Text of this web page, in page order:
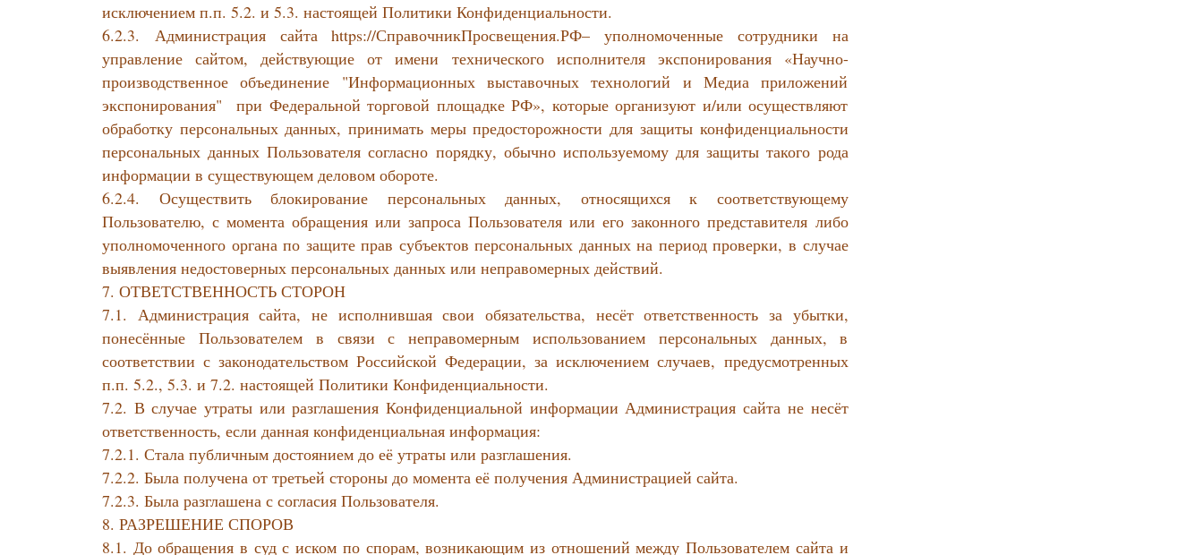
исключением п.п. 5.2. и 5.3. настоящей Политики Конфиденциальности.
6.2.3. Администрация сайта https://СправочникПросвещения.РФ– уполномоченные сотрудники на
управление сайтом, действующие от имени технического исполнителя экспонирования «Научно-
производственное объединение "Информационных выставочных технологий и Медиа приложений
экспонирования" при Федеральной торговой площадке РФ», которые организуют и/или осуществляют
обработку персональных данных, принимать меры предосторожности для защиты конфиденциальности
персональных данных Пользователя согласно порядку, обычно используемому для защиты такого рода
информации в существующем деловом обороте.
6.2.4. Осуществить блокирование персональных данных, относящихся к соответствующему
Пользователю, с момента обращения или запроса Пользователя или его законного представителя либо
уполномоченного органа по защите прав субъектов персональных данных на период проверки, в случае
выявления недостоверных персональных данных или неправомерных действий.
7. ОТВЕТСТВЕННОСТЬ СТОРОН
7.1. Администрация сайта, не исполнившая свои обязательства, несёт ответственность за убытки,
понесённые Пользователем в связи с неправомерным использованием персональных данных, в
соответствии с законодательством Российской Федерации, за исключением случаев, предусмотренных
п.п. 5.2., 5.3. и 7.2. настоящей Политики Конфиденциальности.
7.2. В случае утраты или разглашения Конфиденциальной информации Администрация сайта не несёт
ответственность, если данная конфиденциальная информация:
7.2.1. Стала публичным достоянием до её утраты или разглашения.
7.2.2. Была получена от третьей стороны до момента её получения Администрацией сайта.
7.2.3. Была разглашена с согласия Пользователя.
8. РАЗРЕШЕНИЕ СПОРОВ
8.1. До обращения в суд с иском по спорам, возникающим из отношений между Пользователем сайта и